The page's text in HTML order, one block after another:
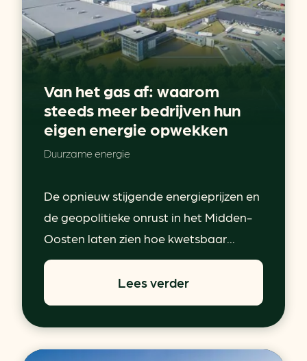
Van het gas af: waarom
steeds meer bedrijven hun
eigen energie opwekken
Duurzame energie
De opnieuw stijgende energieprijzen en
de geopolitieke onrust in het Midden-
Oosten laten zien hoe kwetsbaar...
Lees verder